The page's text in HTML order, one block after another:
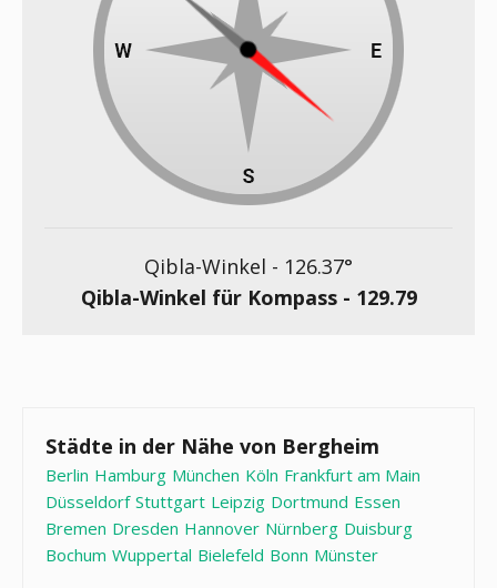
Qibla-Winkel - 126.37°
Qibla-Winkel für Kompass - 129.79
Städte in der Nähe von Bergheim
Berlin Hamburg München Köln Frankfurt am Main
Düsseldorf Stuttgart Leipzig Dortmund Essen
Bremen Dresden Hannover Nürnberg Duisburg
Bochum Wuppertal Bielefeld Bonn Münster